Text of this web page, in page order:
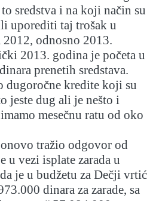
sredstva i na koji način su
uporediti taj trošak u
2012, odnosno 2013.
2013. godina je početa u
prenetih sredstava.
dugoročne kredite koji su
jeste dug ali je nešto i
mesečnu ratu od oko
tražio odgovor od
u vezi isplate zarada u
je u budžetu za Dečji vrtić
dinara za zarade, sa